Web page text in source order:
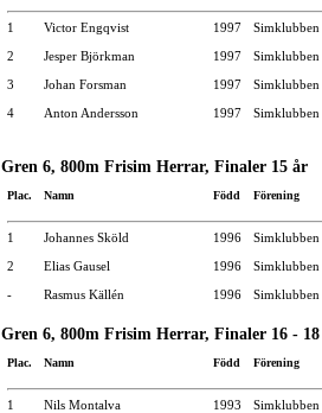
1 Victor Engqvist 1997
Simklubben
2
Jesper Björkman 1997
Simklubben
3
Johan Forsman 1997
4
Anton Andersson 1997 Simklubben
Gren 6, 800m Frisim Herrar, Finaler 15 år
Plac. Namn Född Förening
1 Johannes Sköld 1996
Simklubben
2
Elias Gausel 1996
Simklubben
-
Rasmus Källén 1996
Gren 6, 800m Frisim Herrar, Finaler 16 -
Plac. Namn Född Förening
1 Nils Montalva 1993 Simklubben